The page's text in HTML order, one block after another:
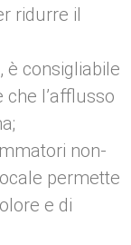
ridurre il
è consigliabile
l’afflusso
non-
permette
e di